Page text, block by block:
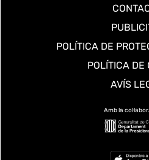
POLÍTICA DE
POLÍTICA DE
AVÍS
Amb la